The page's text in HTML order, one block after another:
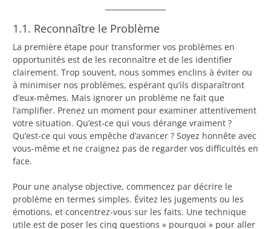
1.1. Reconnaître le Problème
La première étape pour transformer vos problèmes en
opportunités est de les reconnaître et de les identifier
clairement. Trop souvent, nous sommes enclins à éviter ou
à minimiser nos problèmes, espérant qu’ils disparaîtront
d’eux-mêmes. Mais ignorer un problème ne fait que
l’amplifier. Prenez un moment pour examiner attentivement
votre situation. Qu’est-ce qui vous dérange vraiment ?
Qu’est-ce qui vous empêche d’avancer ? Soyez honnête avec
vous-même et ne craignez pas de regarder vos difficultés en
face.
Pour une analyse objective, commencez par décrire le
problème en termes simples. Évitez les jugements ou les
émotions, et concentrez-vous sur les faits. Une technique
utile est de poser les cinq questions « pourquoi » pour aller